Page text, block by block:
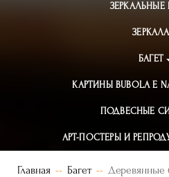
ЗЕРКАЛА
БАГЕТ
КАРТИНЫ BUBOLA E
ПОДВЕСНЫЕ
АРТ-ПОСТЕРЫ И
Главная Багет Деревянные